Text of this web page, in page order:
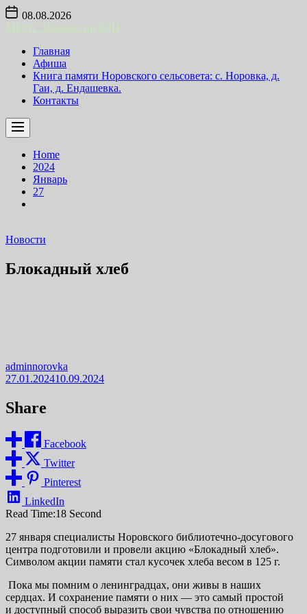
Skip
content
08.08.2026
Главная
Афиша
Книга памяти Норовского сельсовета: с. Норовка, д.
Гаи, д. Ендашевка.
Контакты
Home
2024
Январь
27
Новости
Блокадный хлеб
adminnorovka
27.01.202410.09.2024
Share
Facebook
Twitter
Pinterest
LinkedIn
Read Time:18 Second
27 января специалисты Норовского библиотечно-досугового
центра подготовили и провели акцию «Блокадный хлеб».
Символом акции памяти стал кусочек хлеба весом в 125 г.
Пока мы помним о ленинградцах, они живы в наших
сердцах. И сохранение памяти о них — это самый простой
и доступный способ выразить свои чувства по отношению